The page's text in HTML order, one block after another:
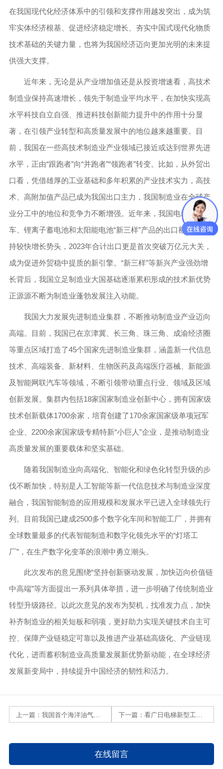
在我国现代化经济体系中的引领和支撑作用越发突出，成为筑
牢实体经济根基、促进经济稳定增长、夯实中国式现代化物质
技术基础的关键力量，也将为我国经济迈向更加光明的未来提
供强大支撑。
近年来，无论是从产业增加值还是从投资增速看，高技术
制造业保持高速增长，领先于制造业平均水平，在加快实现高
水平科技自立自强、推进科技创新能力提升中的作用十分显
著，在引领产业转型和高质量发展中的地位越来越重要。目
前，我国在一些高技术制造业产业领域已接近或达到世界先进
水平，正由“跟跑者”向“并跑者”“领跑者”转变。比如，从外贸出
口看，凭借雄厚的工业基础和多年积累的产业技术实力，高技
术、高附加值产品已成为我国出口主力，我国制造业在全球产
业分工中的地位和竞争力不断增强。近年来，我国电动载人汽
车、锂离子蓄电池和太阳能电池“新三样”产品的出口额持续保
持较快增长势头，2023年合计出口更是首次突破万亿元大关，
成为促进外贸稳中提质的新引擎。“新三样”等新兴产业强劲增
长背后，我国立足制造业大国基础逐渐累积形成的技术新优势
正源源不断为制造业蓬勃发展注入动能。
我国大力发展先进制造业集群，不断推动制造业产业迈向
高端。目前，我国已在京津冀、长三角、珠三角、成渝经济圈
等重点区域打造了45个国家先进制造业集群，涵盖新一代信息
技术、高端装备、新材料、生物医药及高端医疗器械、新能源
及智能网联汽车等领域，不断引领带动重点行业、领域及区域
创新发展。集群内包括18家国家制造业创新中心，拥有国家级
技术创新载体1700余家，培育创建了170余家国家级单项冠军
企业、2200余家国家级专精特新“小巨人”企业，是推动制造业
高质量发展的重要载体和坚实基础。
随着我国制造业向高端化、智能化和绿色化转型升级的步
伐不断加快，特别是人工智能等新一代信息技术与制造业深度
融合，我国智能制造的应用规模和发展水平已进入全球领先行
列。目前我国已建成2500多个数字化车间和智能工厂，并拥有
全球数量最多的代表智能制造和数字化领先水平的“灯塔工
厂”，在生产数字化变革的浪潮中勇立潮头。
此次发布的意见围绕“坚持创新驱动发展，加快迈向价值链
中高端”等方面提出一系列具体举措，进一步明确了传统制造业
转型升级路径。以此次意见的发布为契机，找准发力点，加快
补齐制造业的相关短板和弱项，更好助力实现关键技术自主可
控、保障产业链稳定可靠以及推进产业基础高级化、产业链现
代化，进而蓄积制造业高质量发展新优势新动能，在全球经济
发展新变局中，持续提升中国经济的韧性和活力。
上一篇：我国首个海洋油气装备制造“智能工厂”上新 下一篇：看广日电梯新型工业化，德阳数字化车间魅力尽显！
在线留言